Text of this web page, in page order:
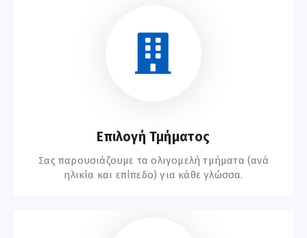
Επιλογή Τμήματος
Σας παρουσιάζουμε τα ολιγομελή τμήματα (ανά
ηλικία και επίπεδο) για κάθε γλώσσα.